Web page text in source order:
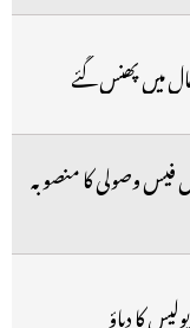
میں پھنس گئے
فیس وصولی کا منصوبہ
کا دباؤ